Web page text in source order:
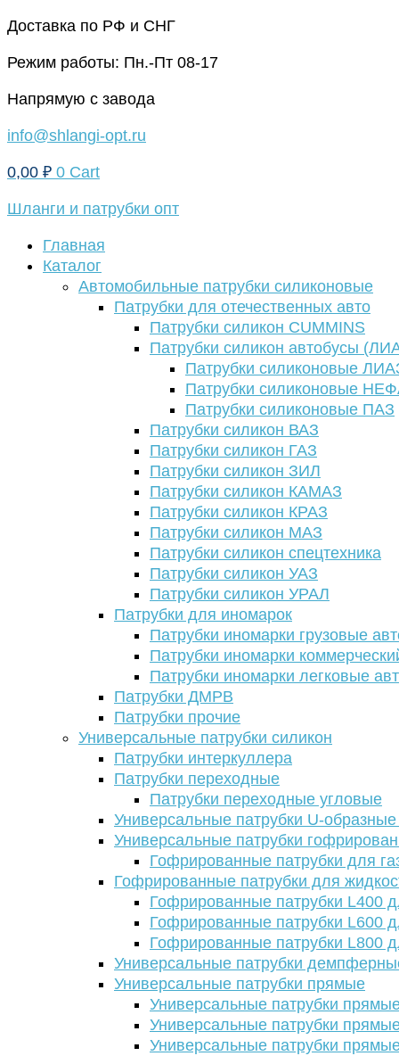
Перейти
содержимому
Доставка по РФ и СНГ
Режим работы: Пн.-Пт 08-17
Напрямую с завода
info@shlangi-opt.ru
0,00 ₽ 0 Cart
Шланги и патрубки опт
Главная
Каталог
Автомобильные патрубки силиконовые
Патрубки для отечественных авто
Патрубки силикон CUMMINS
Патрубки силикон автобусы
Патрубки силиконовые
Патрубки силиконовые
Патрубки силиконовые ПАЗ
Патрубки силикон ВАЗ
Патрубки силикон ГАЗ
Патрубки силикон ЗИЛ
Патрубки силикон КАМАЗ
Патрубки силикон КРАЗ
Патрубки силикон МАЗ
Патрубки силикон спецтехника
Патрубки силикон УАЗ
Патрубки силикон УРАЛ
Патрубки для иномарок
Патрубки иномарки грузовые
Патрубки иномарки
Патрубки иномарки легковые
Патрубки ДМРВ
Патрубки прочие
Универсальные патрубки силикон
Патрубки интеркуллера
Патрубки переходные
Патрубки переходные угловые
Универсальные патрубки U-
Универсальные патрубки
Гофрированные патрубки для
Гофрированные патрубки для
Гофрированные патрубки L400
Гофрированные патрубки L600
Гофрированные патрубки L800
Универсальные патрубки
Универсальные патрубки прямые
Универсальные патрубки
Универсальные патрубки
Универсальные патрубки